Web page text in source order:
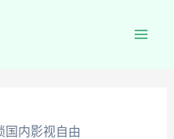
国内影视自由